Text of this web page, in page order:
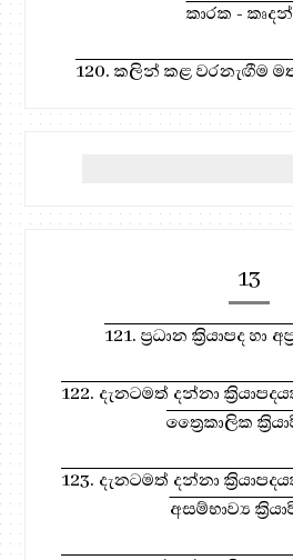
කාරක -
120. කලින් කළ වරනැඟීම
13
121. ප්‍රධාන ක්‍රියාපද හා
122. දැනටමත් දන්නා
ත්‍රෛකාලික
123. දැනටමත් දන්නා
අසම්භාව්‍ය